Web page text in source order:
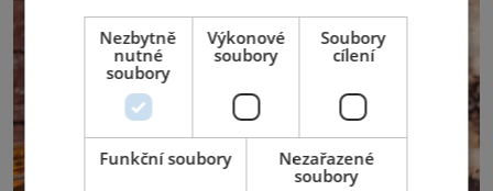
Nezbytně
nutné
soubory
Výkonové
soubory
Soubory
cílení
Funkční soubory
Nezařazené
soubory